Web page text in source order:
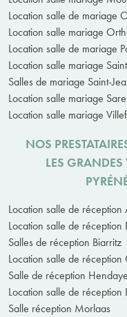
Location salle de mariage
Location salle mariage
Location salle de mariage
Location salle mariage
Salles de mariage Saint-
Location salle mariage Sare
Location salle mariage
NOS
LES GRANDES
Location salle de réception
Location salle de réception
Salles de réception Biarritz
Location salle de réception
Salle de réception Hendaye
Location salle de réception
Salle réception Morlaas